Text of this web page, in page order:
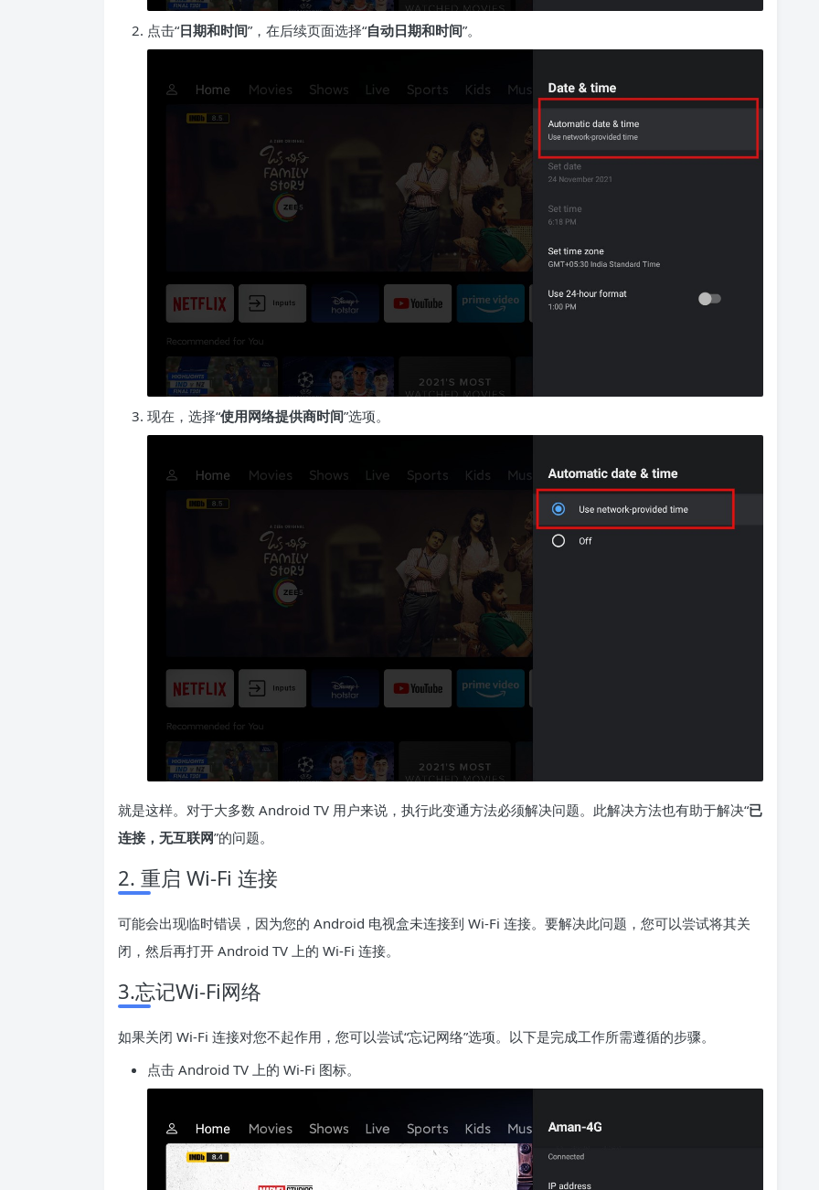
点击“日期和时间”，在后续页面选择“自动日期和时间”。
现在，选择“使用网络提供商时间”选项。
就是这样。对于大多数 Android TV 用户来说，执行此变通方法必须解决问题。此解决方法也有助于解决“已
连接，无互联网”的问题。
2. 重启 Wi-Fi 连接
可能会出现临时错误，因为您的 Android 电视盒未连接到 Wi-Fi 连接。要解决此问题，您可以尝试将其关
闭，然后再打开 Android TV 上的 Wi-Fi 连接。
3.忘记Wi-Fi网络
如果关闭 Wi-Fi 连接对您不起作用，您可以尝试“忘记网络”选项。以下是完成工作所需遵循的步骤。
点击 Android TV 上的 Wi-Fi 图标。